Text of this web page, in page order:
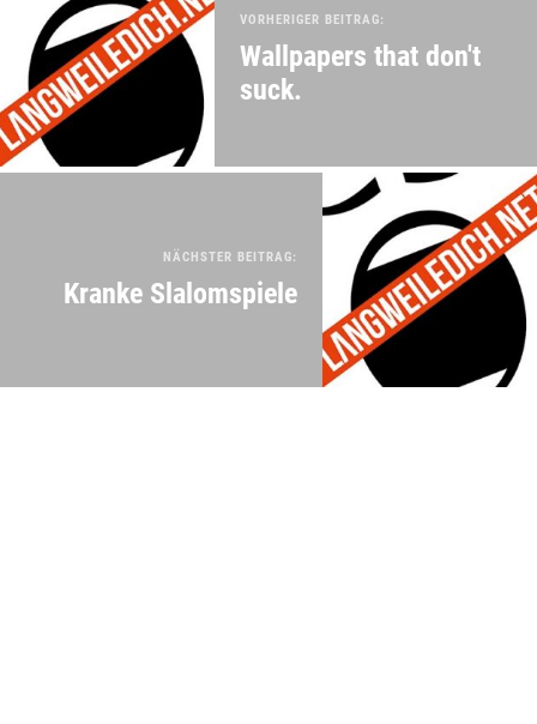
VORHERIGER BEITRAG:
Wallpapers that don't
suck.
NÄCHSTER BEITRAG:
Kranke Slalomspiele